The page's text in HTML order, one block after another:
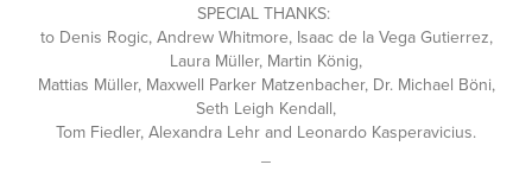
SPECIAL THANKS:
to Denis Rogic, Andrew Whitmore, Isaac de la Vega Gutierrez,
Laura Müller, Martin König,
Mattias Müller, Maxwell Parker Matzenbacher, Dr. Michael Böni,
Seth Leigh Kendall,
Tom Fiedler, Alexandra Lehr and Leonardo Kasperavicius.
_